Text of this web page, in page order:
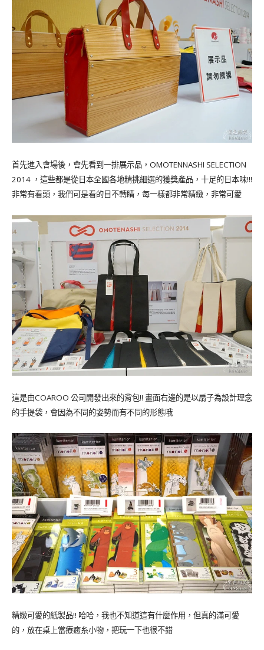
首先進入會場後，會先看到一排展示品，OMOTENNASHI SELECTION
2014 ，這些都是從日本全國各地精挑細選的獲獎產品，十足的日本味!!!
非常有看頭，我們可是看的目不轉睛，每一樣都非常精緻，非常可愛
這是由COAROO 公司開發出來的背包!! 畫面右邊的是以扇子為設計理念
的手提袋，會因為不同的姿勢而有不同的形態哦
精緻可愛的紙製品!! 哈哈，我也不知道這有什麼作用，但真的滿可愛
的，放在桌上當療癒糸小物，把玩一下也很不錯